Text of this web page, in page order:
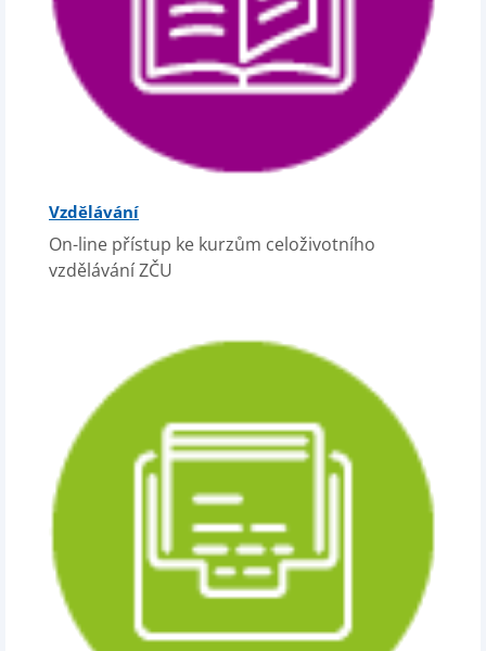
Vzdělávání
On-line přístup ke kurzům celoživotního
vzdělávání ZČU